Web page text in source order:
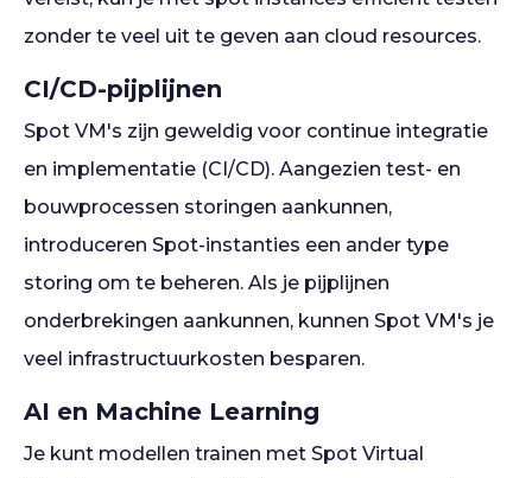
zonder te veel uit te geven aan cloud resources.
CI/CD-pijplijnen
Spot VM's zijn geweldig voor continue integratie
en implementatie (CI/CD). Aangezien test- en
bouwprocessen storingen aankunnen,
introduceren Spot-instanties een ander type
storing om te beheren. Als je pijplijnen
onderbrekingen aankunnen, kunnen Spot VM's je
veel infrastructuurkosten besparen.
AI en Machine Learning
Je kunt modellen trainen met Spot Virtual